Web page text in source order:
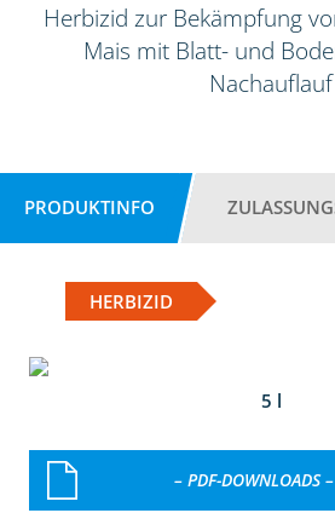
Herbizid zur Bekämpfung
Mais mit Blatt- und
Nachauflauf
PRODUKTINFO
HERBIZID
5 l
– PDF-DOWNLOADS –